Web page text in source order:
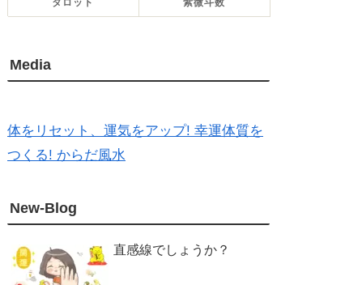
Media
体をリセット、運気をアップ! 幸運体質を
つくる! からだ風水
New-Blog
直感線でしょうか？